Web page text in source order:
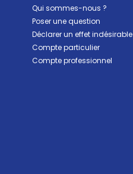
Qui sommes-nous ?
Poser une question
Déclarer un effet indésirable
Compte particulier
Compte professionnel